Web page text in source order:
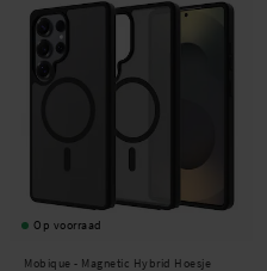
Op voorraad
Mobique - Magnetic Hybrid Hoesje